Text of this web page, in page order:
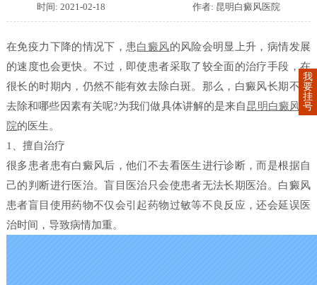
时间: 2021-02-18 作者: 昆明白癜风医院
在免疫力下降的情况下，患白癜风的风险会明显上升，病情发展
的速度也会更快。不过，即使患者采取了较全面的治疗手段，在
很长的时期内，仍然不能有效去除白斑。那么，白癜风长期不能
去除和哪些因素有关呢?为我们做具体讲解的是来自昆明白癜风医
院的医生。
1、擅自治疗
很多患者患有白癜风后，他们不去看医生进行诊断，而是根据自
己的判断进行医治。盲目医治只会使患者无法长期医治。白癜风
患者盲目使用药物不仅会引起药物过敏等不良反应，还会延误医
治时间，导致病情加重。
我
要
挂
号